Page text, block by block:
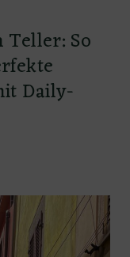
Teller: So
Daily-